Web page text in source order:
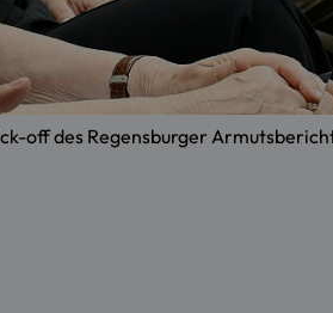
off des Regensburger